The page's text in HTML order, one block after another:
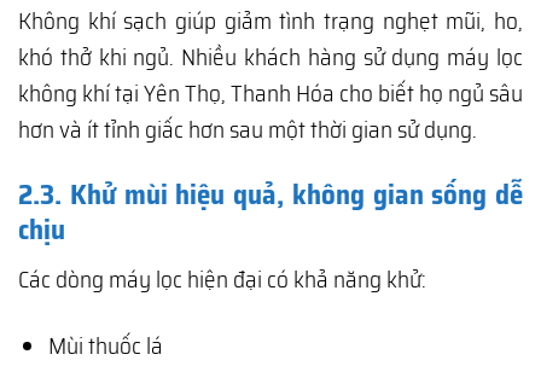
Không khí sạch giúp giảm tình trạng nghẹt mũi, ho,
khó thở khi ngủ. Nhiều khách hàng sử dụng máy lọc
không khí tại Yên Thọ, Thanh Hóa cho biết họ ngủ sâu
hơn và ít tỉnh giấc hơn sau một thời gian sử dụng.
2.3. Khử mùi hiệu quả, không gian sống dễ
chịu
Các dòng máy lọc hiện đại có khả năng khử:
Mùi thuốc lá